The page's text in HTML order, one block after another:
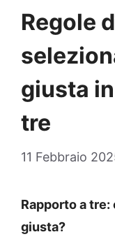
Regole
giusta
tre
11 Febbraio
Rapporto a
giusta?